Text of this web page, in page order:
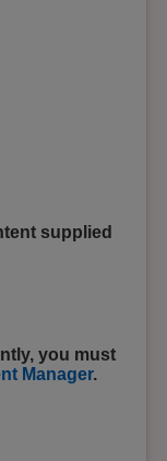
supplied
you must
Manager.